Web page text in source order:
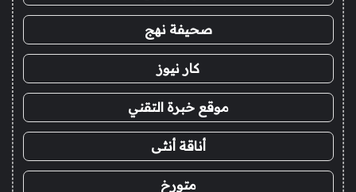
صحيفة نهج
كار نيوز
موقع خبرة التقني
أناقة أنثى
متورخ